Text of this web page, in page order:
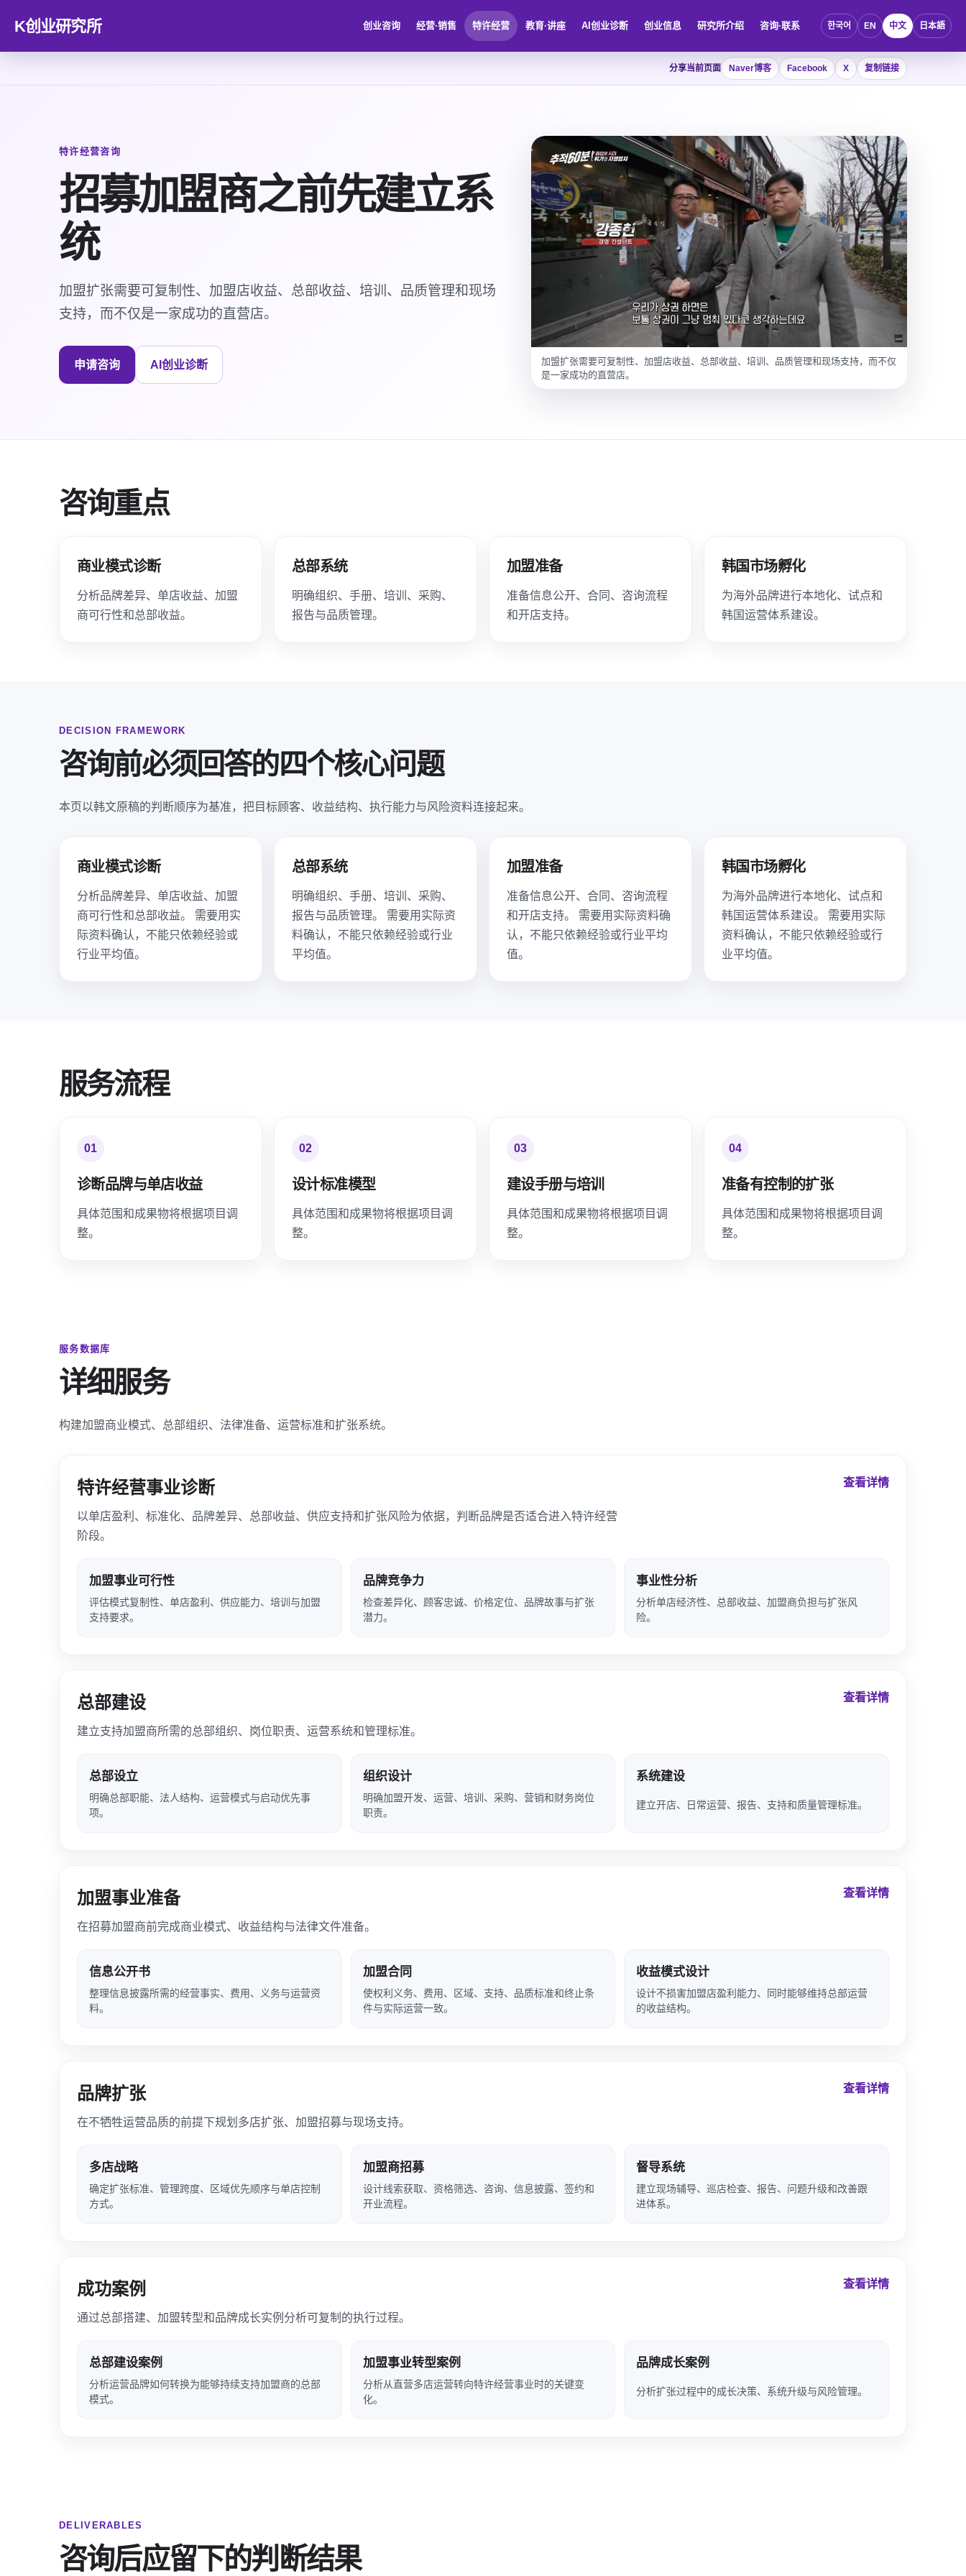
K创业研究所 创业咨询 经营·销售 特许经营 教育·讲座 AI创业诊断 创业信息 研究所介绍 咨询·联系 한국어 EN 中文 日本語
分享当前页面 Naver博客 Facebook X 复制链接
特许经营咨询
招募加盟商之前先建立系
统
加盟扩张需要可复制性、加盟店收益、总部收益、培训、品质管理和现场
支持，而不仅是一家成功的直营店。
申请咨询 AI创业诊断
加盟扩张需要可复制性、加盟店收益、总部收益、培训、品质管理和现场支持，而不仅
是一家成功的直营店。
咨询重点
商业模式诊断
分析品牌差异、单店收益、加盟
商可行性和总部收益。
总部系统
明确组织、手册、培训、采购、
报告与品质管理。
加盟准备
准备信息公开、合同、咨询流程
和开店支持。
韩国市场孵化
为海外品牌进行本地化、试点和
韩国运营体系建设。
DECISION FRAMEWORK
咨询前必须回答的四个核心问题
本页以韩文原稿的判断顺序为基准，把目标顾客、收益结构、执行能力与风险资料连接起来。
商业模式诊断
分析品牌差异、单店收益、加盟
商可行性和总部收益。 需要用实
际资料确认，不能只依赖经验或
行业平均值。
总部系统
明确组织、手册、培训、采购、
报告与品质管理。 需要用实际资
料确认，不能只依赖经验或行业
平均值。
加盟准备
准备信息公开、合同、咨询流程
和开店支持。 需要用实际资料确
认，不能只依赖经验或行业平均
值。
韩国市场孵化
为海外品牌进行本地化、试点和
韩国运营体系建设。 需要用实际
资料确认，不能只依赖经验或行
业平均值。
服务流程
01
诊断品牌与单店收益
具体范围和成果物将根据项目调
整。
02
设计标准模型
具体范围和成果物将根据项目调
整。
03
建设手册与培训
具体范围和成果物将根据项目调
整。
04
准备有控制的扩张
具体范围和成果物将根据项目调
整。
服务数据库
详细服务
构建加盟商业模式、总部组织、法律准备、运营标准和扩张系统。
特许经营事业诊断
以单店盈利、标准化、品牌差异、总部收益、供应支持和扩张风险为依据，判断品牌是否适合进入特许经营
阶段。
查看详情
加盟事业可行性
评估模式复制性、单店盈利、供应能力、培训与加盟
支持要求。
品牌竞争力
检查差异化、顾客忠诚、价格定位、品牌故事与扩张
潜力。
事业性分析
分析单店经济性、总部收益、加盟商负担与扩张风
险。
总部建设
建立支持加盟商所需的总部组织、岗位职责、运营系统和管理标准。
查看详情
总部设立
明确总部职能、法人结构、运营模式与启动优先事
项。
组织设计
明确加盟开发、运营、培训、采购、营销和财务岗位
职责。
系统建设
建立开店、日常运营、报告、支持和质量管理标准。
加盟事业准备
在招募加盟商前完成商业模式、收益结构与法律文件准备。
查看详情
信息公开书
整理信息披露所需的经营事实、费用、义务与运营资
料。
加盟合同
使权利义务、费用、区域、支持、品质标准和终止条
件与实际运营一致。
收益模式设计
设计不损害加盟店盈利能力、同时能够维持总部运营
的收益结构。
品牌扩张
在不牺牲运营品质的前提下规划多店扩张、加盟招募与现场支持。
查看详情
多店战略
确定扩张标准、管理跨度、区域优先顺序与单店控制
方式。
加盟商招募
设计线索获取、资格筛选、咨询、信息披露、签约和
开业流程。
督导系统
建立现场辅导、巡店检查、报告、问题升级和改善跟
进体系。
成功案例
通过总部搭建、加盟转型和品牌成长实例分析可复制的执行过程。
查看详情
总部建设案例
分析运营品牌如何转换为能够持续支持加盟商的总部
模式。
加盟事业转型案例
分析从直营多店运营转向特许经营事业时的关键变
化。
品牌成长案例
分析扩张过程中的成长决策、系统升级与风险管理。
DELIVERABLES
咨询后应留下的判断结果